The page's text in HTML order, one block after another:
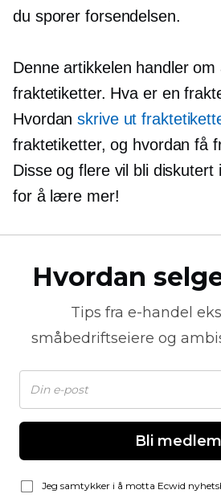
du sporer forsendelsen.
Denne artikkelen handler om
fraktetiketter. Hva er en
Hvordanskrive ut
fraktetiketter, og hvordan få
Disse og flere vil bli diskutert
for å lære mer!
Hvordan
Tips fra e-handel
småbedriftseiere og
Bli
Jeg samtykker i å motta Ecwid